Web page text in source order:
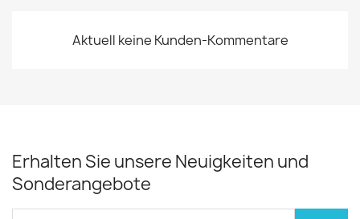
Aktuell keine Kunden-Kommentare
Erhalten Sie unsere Neuigkeiten und
Sonderangebote